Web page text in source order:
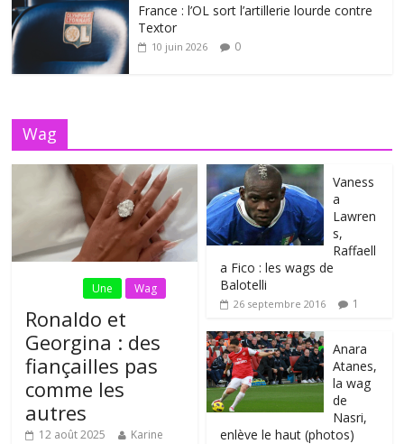
France : l’OL sort l’artillerie lourde contre
Textor
10 juin 2026 0
Wag
Une Wag
Ronaldo et
Georgina : des
fiançailles pas
comme les
autres
12 août 2025
Karine
Vaness
a
Lawren
s,
Raffaell
a Fico : les wags de
Balotelli
26 septembre 2016 1
Anara
Atanes,
la wag
de
Nasri,
enlève le haut (photos)